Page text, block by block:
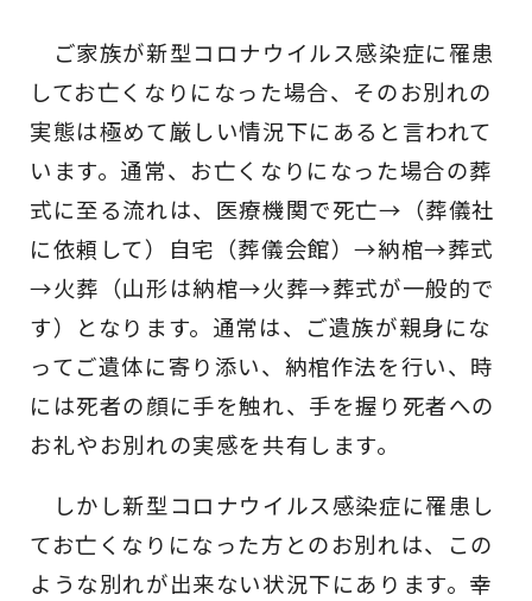
ご家族が新型コロナウイルス感染症に罹患
してお亡くなりになった場合、そのお別れの
実態は極めて厳しい情況下にあると言われて
います。通常、お亡くなりになった場合の葬
式に至る流れは、医療機関で死亡→（葬儀社
に依頼して）自宅（葬儀会館）→納棺→葬式
→火葬（山形は納棺→火葬→葬式が一般的で
す）となります。通常は、ご遺族が親身にな
ってご遺体に寄り添い、納棺作法を行い、時
には死者の顔に手を触れ、手を握り死者への
お礼やお別れの実感を共有します。
しかし新型コロナウイルス感染症に罹患し
てお亡くなりになった方とのお別れは、この
ような別れが出来ない状況下にあります。幸